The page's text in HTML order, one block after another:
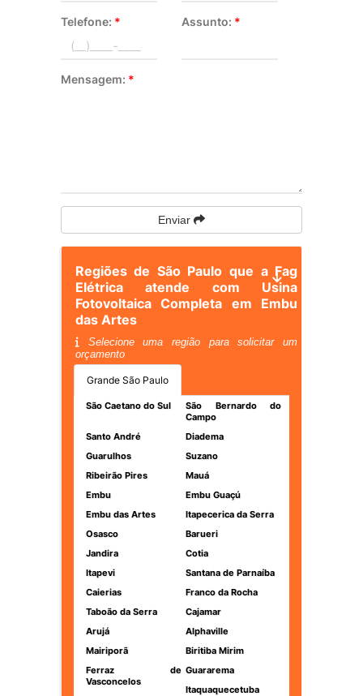
Telefone: * Assunto: *
Mensagem: *
Enviar
Regiões de São Paulo que a Fag
Elétrica atende com Usina
Fotovoltaica Completa em Embu
das Artes
Selecione uma região para solicitar um
orçamento
Grande São Paulo
São Caetano do Sul
São Bernardo do
Campo
Santo André
Diadema
Guarulhos
Suzano
Ribeirão Pires
Mauá
Embu
Embu Guaçú
Embu das Artes
Itapecerica da Serra
Osasco
Barueri
Jandira
Cotia
Itapevi
Santana de Parnaíba
Caierias
Franco da Rocha
Taboão da Serra
Cajamar
Arujá
Alphaville
Mairiporã
Biritiba Mirim
Ferraz de
Vasconcelos
Guararema
Itaquaquecetuba